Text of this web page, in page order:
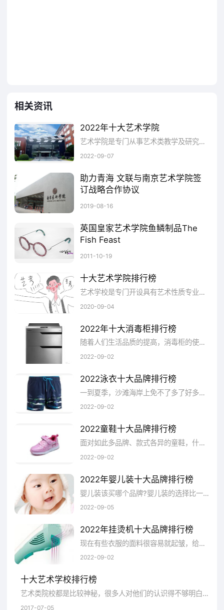
6、上海音乐学院(于1927年,国内历史比
篮,享誉国内外世界著名的音乐学院)
7、北京舞蹈学院(于1954年北京,目前中
国舞蹈教育比较高学府,世界上规模较大的专业
舞蹈教育机构,世界知名的舞蹈院校)
8、云南艺术学院(西南地区特色鲜明/艺术
门类齐全综合性高等艺术院校,国务院学位委员
特别批准硕士学位授予单位)
9、山东艺术学院(始建于1958年,山东省
综合性高等艺术学府,全国招收艺术硕士(MFA)
专业学位研究生的首批试点单位)
10、广西艺术学院(1938年,华南地区省属
综合性艺术院校,广西壮乡艺术教育比较高学府,
教育部确定硕士推免生工作高校)
有需要的小伙伴们可以登录
信息！
相关资讯
2022年十大艺术学院
艺术学院是专门从事艺术类教学及研究的高校，艺术大学主要是培养通用的现代艺术人才为主，同时，培养严肃音乐和民族艺术人才，引导广大艺术爱好者向健康、规范的方向发展，突出艺术风格的多样性和多元化，适应我国对外开放和社会快速发展的需要，为社会主义精神文明建设服务。你想知道中国现代十大艺术学院是哪些吗?下面小编就为大家带来2022年中国十大艺术学院。
2022-09-07
助力青海 文联与南京艺术学院签
订战略合作协议
2019-08-16
英国皇家艺术学院鱼鳞制品The
Fish Feast
2011-10-19
十大艺术学院排行榜
艺术学校是专门开设具有艺术性质专业的学校，培养包括美术、音乐、舞蹈和传媒学科的专业人才。
2020-09-04
2022年十大消毒柜排行榜
随着人们生活品质的提高，消毒柜的使用也越来越广泛。现在市面上的很多消毒柜产品并不是所有的性能都非常好，所以品牌产品是大家比较青睐的。下面小编为大家介绍2020年十大消毒柜排行榜。“”随着人们生活品质的提高，消毒柜的使用也越来越广泛。现在市面上的很多消毒柜产品并不是所有的性能都非常好，所以品牌产品是大家比较青睐的。下面小编为大家介绍2022年十大消毒柜排行榜。
2022-09-02
2022泳衣十大品牌排行榜
一到夏季，沙滩海岸上免不了多了好多美丽的风景，人们为了避暑或者美观都选择游泳，那么游泳衣就变成了必需品，游泳衣品牌哪些好?以下是2022年游泳衣十大品牌排行榜，跟随品牌网一起看看吧!
2022-09-02
2022童鞋十大品牌排行榜
面对如此多品牌、款式各异的童鞋，什么牌子质量好呢?当然首先得从舒适度考虑了，下面品牌网总结2022年童鞋十大品牌排行榜，介绍一些比较好的童鞋品牌，为自己的宝宝挑选一双真正护脚的童鞋吧!
2022-09-02
2022年婴儿装十大品牌排行榜
婴儿装该买哪个品牌?婴儿装的选择比一般的服装购买有更多要求，因为婴儿的肤质娇嫩，若是材料上选择不当，会损害到婴儿的皮肤，应该选择亲肤透气的材料，那么到底什么品牌的婴儿服好一点呢?下面小编来推荐2022年婴儿装十大品牌排行榜.
2022-09-05
2022年挂烫机十大品牌排行榜
现在有些衣服的面料很容易就起皱，给我们带来了诸多不便，所以需要我们经常打理。烫衣服除了传统的烫熨斗之外，还有挂烫机。挂烫机已逐渐取代电熨斗成为家居生活的好帮手，下面就让品牌网小编来带您带来2022年挂烫机十大品牌排行榜，详细的了解一下。
2022-09-02
十大艺术学校排行榜
艺术类院校都是比较神秘，很多人对他们的认识得不够明白，不懂他们究竟哪所院校比较好。这次，品牌网小编为大家整理了十大艺...
2017-07-05